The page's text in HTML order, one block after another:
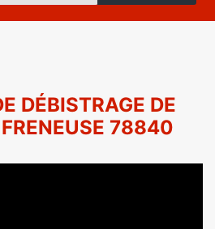
DÉBISTRAGE DE
78840